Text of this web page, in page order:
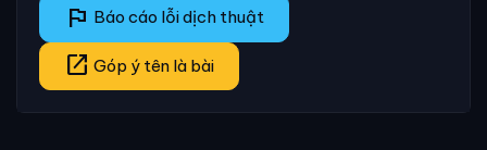
flag Báo cáo lỗi dịch thuật
open_in_new Góp ý tên là bài